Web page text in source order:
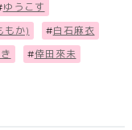
ゆうこす
もか) #白石麻衣
#倖田來未